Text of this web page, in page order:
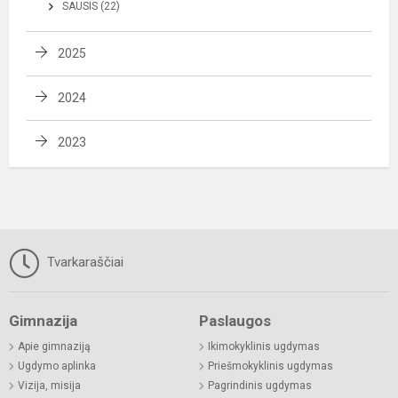
SAUSIS (22)
2025
2024
2023
Tvarkaraščiai
Gimnazija
Apie gimnaziją
Ugdymo aplinka
Vizija, misija
Paslaugos
Ikimokyklinis ugdymas
Priešmokyklinis ugdymas
Pagrindinis ugdymas